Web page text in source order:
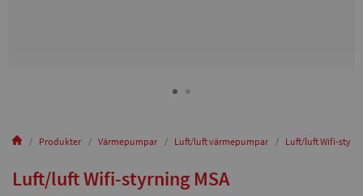
Produkter Värmepumpar Luft/luft värmepumpar Luft/luft Wifi-
Luft/luft Wifi-styrning MSA